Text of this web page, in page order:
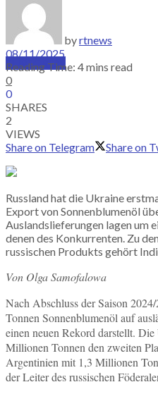
PRICING
SUBSCRIBE
byrtnews
08/11/2025
Reading Time: 4 mins read
0
0
SHARES
2
VIEWS
Share on Telegram
Share on
Russland hat die Ukraine
Export von Sonnenblumenöl
Auslandslieferungen lagen um
denen des Konkurrenten. Zu
russischen Produkts gehört
Von Olga Samofalowa
Nach Abschluss der Saison
Tonnen Sonnenblumenöl auf
einen neuen Rekord darstellt.
Millionen Tonnen den zweiten
Argentinien mit 1,3 Millionen
der Leiter des russischen